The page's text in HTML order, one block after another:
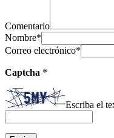
Comentario
Nombre*
Correo electrónico*
Captcha *
Escriba el